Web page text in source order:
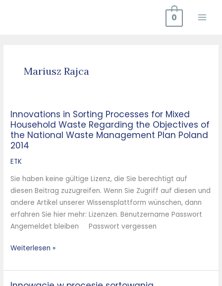
0
Mariusz Rajca
Innovations in Sorting Processes for Mixed
Household Waste Regarding the Objectives of
the National Waste Management Plan Poland
2014
ETK
Sie haben keine gültige Lizenz, die Sie berechtigt auf
diesen Beitrag zuzugreifen. Wenn Sie Zugriff auf diesen und
andere Artikel unserer Wissensplattform wünschen, dann
erfahren Sie hier mehr: Lizenzen. Benutzername Passwort
Angemeldet bleiben Passwort vergessen
Innovations
in
Sorting
Processes
for
Mixed
Household
Waste
Regarding
the
Objectives
of
National
Waste
Weiterlesen »